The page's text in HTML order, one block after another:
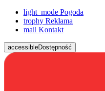
light_mode Pogoda
trophy Reklama
mail Kontakt
accessibleDostępność